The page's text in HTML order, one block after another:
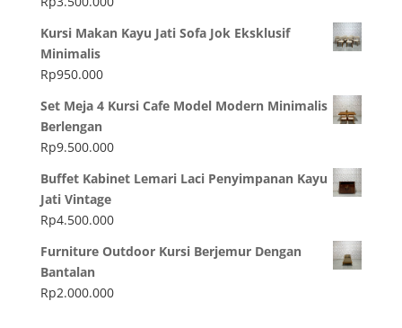
Kursi Makan Kayu Jati Sofa Jok Eksklusif
Minimalis
Rp950.000
Set Meja 4 Kursi Cafe Model Modern Minimalis
Berlengan
Rp9.500.000
Buffet Kabinet Lemari Laci Penyimpanan Kayu
Jati Vintage
Rp4.500.000
Furniture Outdoor Kursi Berjemur Dengan
Bantalan
Rp2.000.000